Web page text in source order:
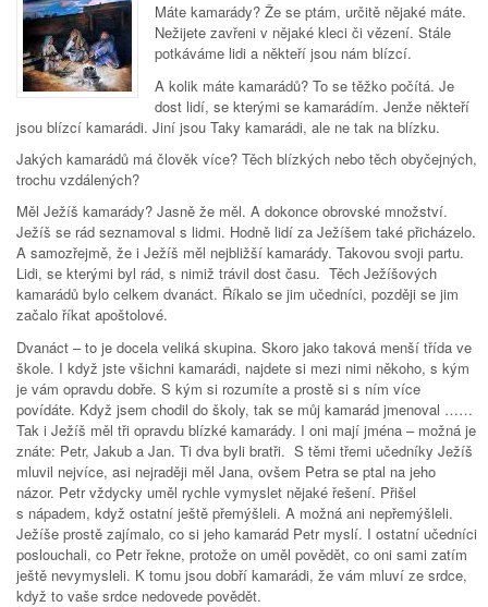
Máte kamarády? Že se ptám, určitě nějaké máte.
Nežijete zavřeni v nějaké kleci či vězení. Stále
potkáváme lidi a někteří jsou nám blízcí.
A kolik máte kamarádů? To se těžko počítá. Je
dost lidí, se kterými se kamarádím. Jenže někteří
jsou blízcí kamarádi. Jiní jsou Taky kamarádi, ale ne tak na blízku.
Jakých kamarádů má člověk více? Těch blízkých nebo těch obyčejných,
trochu vzdálených?
Měl Ježíš kamarády? Jasně že měl. A dokonce obrovské množství.
Ježíš se rád seznamoval s lidmi. Hodně lidí za Ježíšem také přicházelo.
A samozřejmě, že i Ježíš měl nejbližší kamarády. Takovou svoji partu.
Lidi, se kterými byl rád, s nimiž trávil dost času. Těch Ježíšových
kamarádů bylo celkem dvanáct. Říkalo se jim učedníci, později se jim
začalo říkat apoštolové.
Dvanáct – to je docela veliká skupina. Skoro jako taková menší třída ve
škole. I když jste všichni kamarádi, najdete si mezi nimi někoho, s kým
je vám opravdu dobře. S kým si rozumíte a prostě si s ním více
povídáte. Když jsem chodil do školy, tak se můj kamarád jmenoval ……
Tak i Ježíš měl tři opravdu blízké kamarády. I oni mají jména – možná je
znáte: Petr, Jakub a Jan. Ti dva byli bratři. S těmi třemi učedníky Ježíš
mluvil nejvíce, asi nejraději měl Jana, ovšem Petra se ptal na jeho
názor. Petr vždycky uměl rychle vymyslet nějaké řešení. Přišel
s nápadem, když ostatní ještě přemýšleli. A možná ani nepřemýšleli.
Ježíše prostě zajímalo, co si jeho kamarád Petr myslí. I ostatní učedníci
poslouchali, co Petr řekne, protože on uměl povědět, co oni sami zatím
ještě nevymysleli. K tomu jsou dobří kamarádi, že vám mluví ze srdce,
když to vaše srdce nedovede povědět.